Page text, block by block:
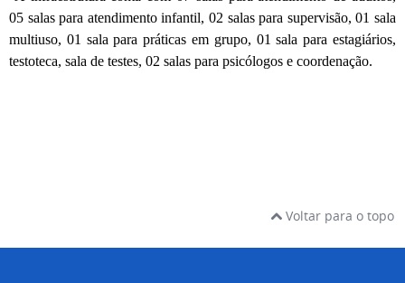
05 salas para atendimento infantil, 02 salas para supervisão, 01 sala
multiuso, 01 sala para práticas em grupo, 01 sala para estagiários,
testoteca, sala de testes, 02 salas para psicólogos e coordenação.
Voltar para o topo